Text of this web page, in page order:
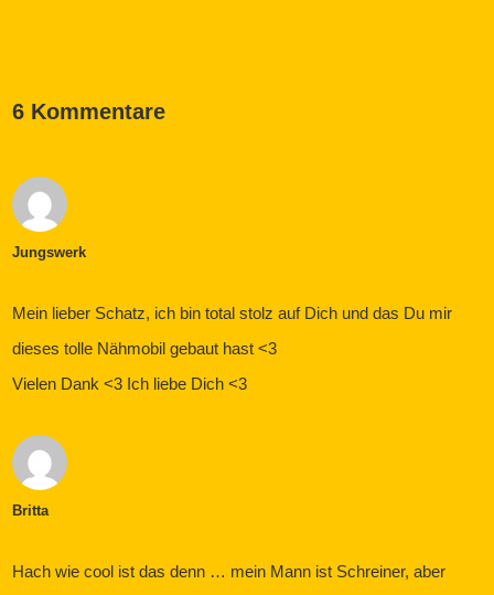
6 Kommentare
Jungswerk
Mein lieber Schatz, ich bin total stolz auf Dich und das Du mir
dieses tolle Nähmobil gebaut hast <3
Vielen Dank <3 Ich liebe Dich <3
Britta
Hach wie cool ist das denn … mein Mann ist Schreiner, aber